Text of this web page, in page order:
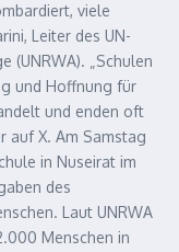
viele
Leiter des UN-
(UNRWA). „Schulen
und Hoffnung für
und enden oft
auf X. Am Samstag
in Nuseirat im
des
Laut UNRWA
Menschen in